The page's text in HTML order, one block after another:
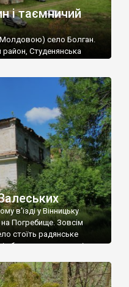
і таємничий
село Болган.
район, Студенянська
Всі епітафії, які
церковнослов’янською
– цвинтар
століттям. У 1924-1940
в’їзді у Вінницьку
Погребище. Зовсім
стоїть радянське
яблуню, а трохи далі,
колії у траві –